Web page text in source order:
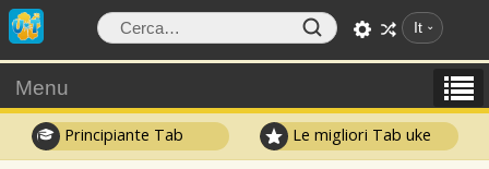
It
Menu
Principiante Tab Le migliori Tab uke